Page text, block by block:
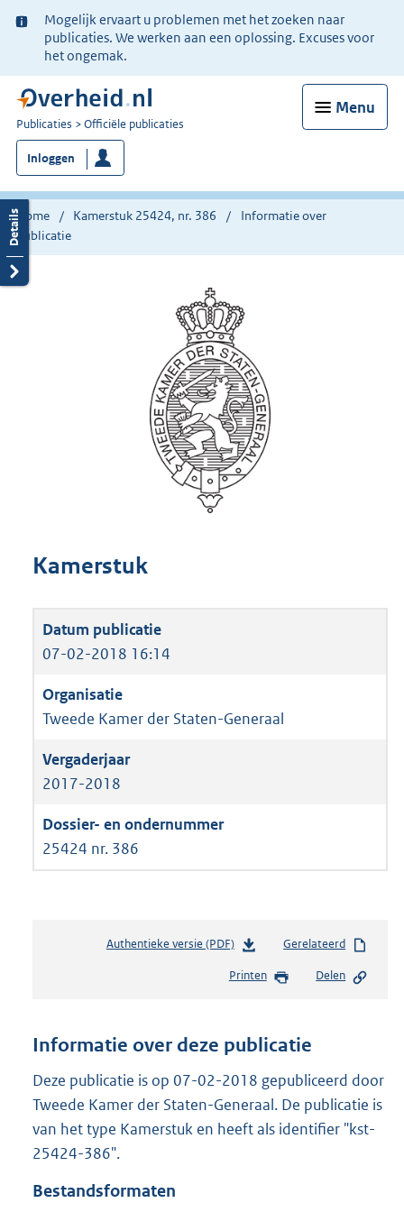
Ter
informatie:
Mogelijk ervaart u problemen met het zoeken naar
publicaties. We werken aan een oplossing. Excuses voor
het ongemak.
Menu
U
bent
nu
hier:
Publicaties Officiële publicaties
Inloggen
Home Kamerstuk 25424, nr. 386
Informatie over
publicatie
Kamerstuk
07-02-2018 16:14
Tweede Kamer der Staten-Generaal
2017-2018
25424 nr. 386
Authentieke versie (PDF)b
s
n
s
r
o
Gerelateerd
Printen Delen
Informatie over deze publicatie
Deze publicatie is op 07-02-2018 gepubliceerd door
Tweede Kamer der Staten-Generaal. De publicatie is
van het type Kamerstuk en heeft als identifier "kst-
25424-386".
Bestandsformaten